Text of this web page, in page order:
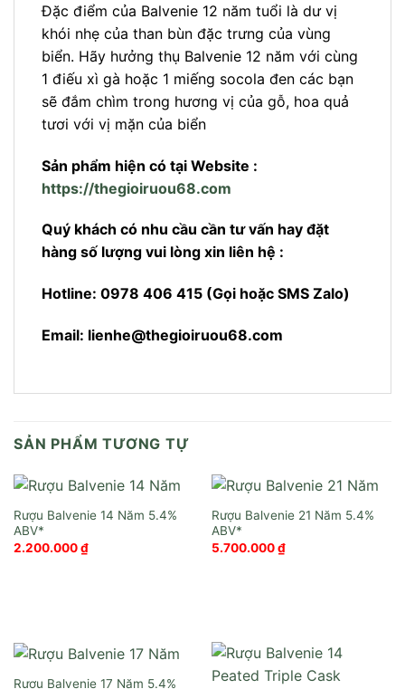
Đặc điểm của Balvenie 12 năm tuổi là dư vị
khói nhẹ của than bùn đặc trưng của vùng
biển. Hãy hưởng thụ Balvenie 12 năm với cùng
1 điếu xì gà hoặc 1 miếng socola đen các bạn
sẽ đắm chìm trong hương vị của gỗ, hoa quả
tươi với vị mặn của biển
Sản phẩm hiện có tại Website :
https://thegioiruou68.com
Quý khách có nhu cầu cần tư vấn hay đặt
hàng số lượng vui lòng xin liên hệ :
Hotline: 0978 406 415 (Gọi hoặc SMS Zalo)
Email: lienhe@thegioiruou68.com
SẢN PHẨM TƯƠNG TỰ
Rượu Balvenie 14 Năm
2.200.000₫
Rượu Balvenie 21 Năm
5.700.000₫
Rượu Balvenie 17 Năm